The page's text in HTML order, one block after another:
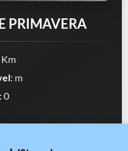
PRIMAVERA
: m
: 0